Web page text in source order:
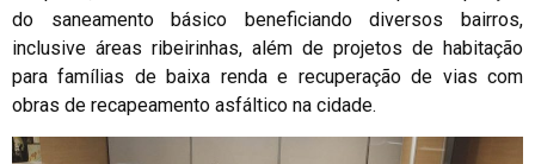
do saneamento básico beneficiando diversos bairros,
inclusive áreas ribeirinhas, além de projetos de habitação
para famílias de baixa renda e recuperação de vias com
obras de recapeamento asfáltico na cidade.